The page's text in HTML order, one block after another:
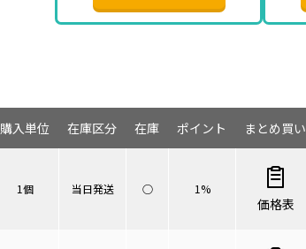
購入単位 在庫区分 在庫 ポイント まとめ買い
1個 当日発送 ○ 1%
価格表